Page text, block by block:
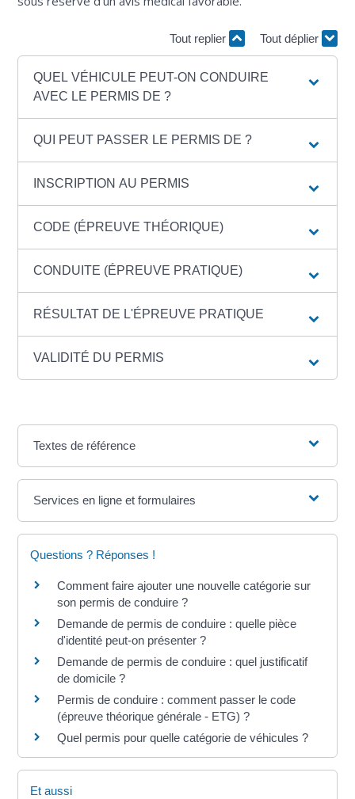
Tout replier Tout déplier
QUEL VÉHICULE PEUT-ON CONDUIRE
AVEC LE PERMIS DE ?
QUI PEUT PASSER LE PERMIS DE ?
INSCRIPTION AU PERMIS
CODE (ÉPREUVE THÉORIQUE)
CONDUITE (ÉPREUVE PRATIQUE)
RÉSULTAT DE L'ÉPREUVE PRATIQUE
VALIDITÉ DU PERMIS
Textes de référence
Services en ligne et formulaires
Questions ? Réponses !
Comment faire ajouter une nouvelle catégorie sur
son permis de conduire ?
Demande de permis de conduire : quelle pièce
d'identité peut-on présenter ?
Demande de permis de conduire : quel justificatif
de domicile ?
Permis de conduire : comment passer le code
(épreuve théorique générale - ETG) ?
Quel permis pour quelle catégorie de véhicules ?
Et aussi